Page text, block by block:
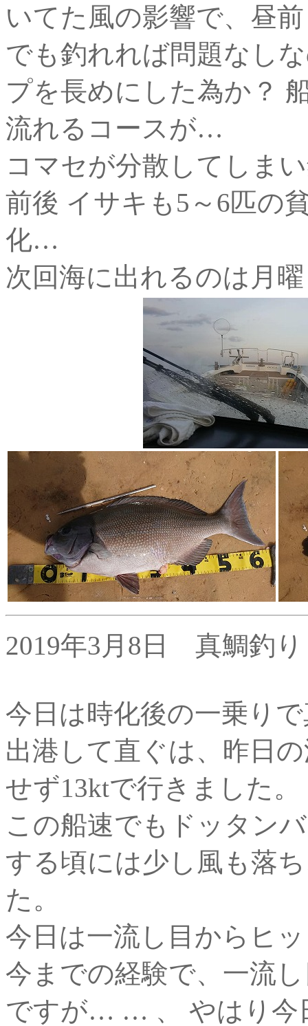
いてた風の影響で、昼
でも釣れれば問題なし
プを長めにした為か？
流れるコースが…
コマセが分散してしま
前後 イサキも5～6匹の
化…
次回海に出れるのは月
2019年3月8日 真鯛釣り
今日は時化後の一乗り
出港して直ぐは、昨日
せず13ktで行きました。
この船速でもドッタン
する頃には少し風も落
た。
今日は一流し目からヒ
今までの経験で、一流
ですが… … 、 やはり今